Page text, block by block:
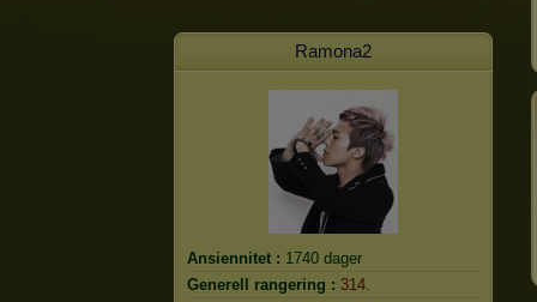
Ramona2
Ansiennitet : 1740 dager
Generell rangering : 314.